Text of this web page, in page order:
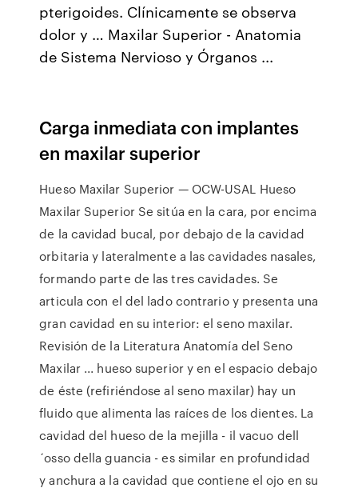
pterigoides. Clínicamente se observa
dolor y … Maxilar Superior - Anatomia
de Sistema Nervioso y Órganos ...
Carga inmediata con implantes
en maxilar superior
Hueso Maxilar Superior — OCW-USAL Hueso
Maxilar Superior Se sitúa en la cara, por encima
de la cavidad bucal, por debajo de la cavidad
orbitaria y lateralmente a las cavidades nasales,
formando parte de las tres cavidades. Se
articula con el del lado contrario y presenta una
gran cavidad en su interior: el seno maxilar.
Revisión de la Literatura Anatomía del Seno
Maxilar ... hueso superior y en el espacio debajo
de éste (refiriéndose al seno maxilar) hay un
fluido que alimenta las raíces de los dientes. La
cavidad del hueso de la mejilla - il vacuo dell
´osso della guancia - es similar en profundidad
y anchura a la cavidad que contiene el ojo en su